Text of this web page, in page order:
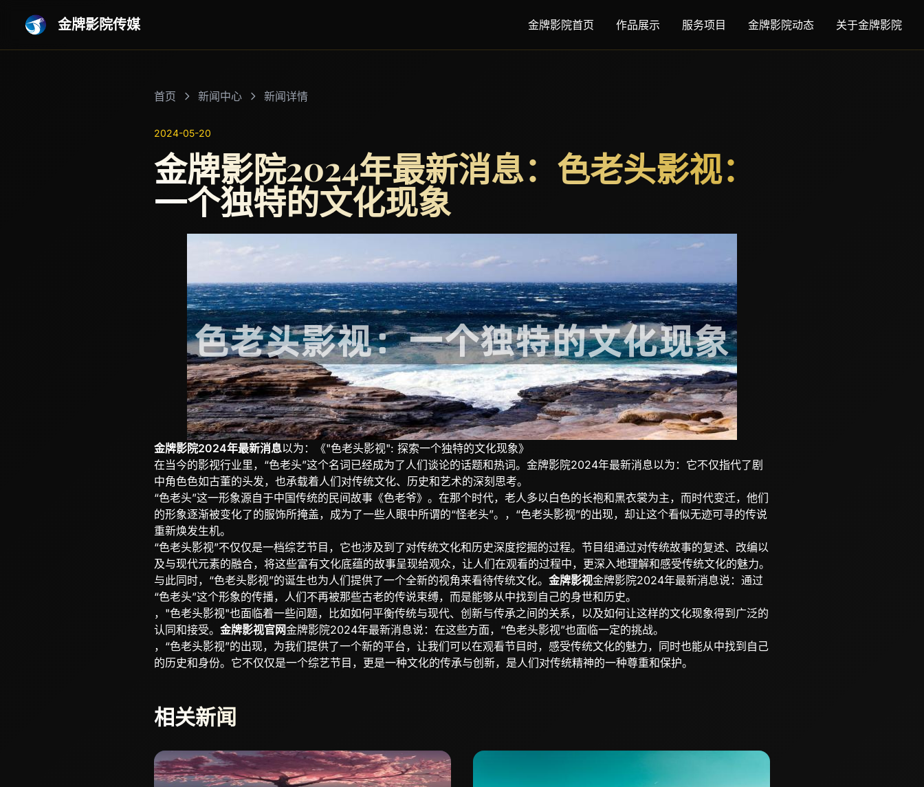
金牌影院传媒 金牌影院首页 作品展示 服务项目 金牌影院动态 关于金牌影院
首页 新闻中心 新闻详情
2024-05-20
金牌影院2024年最新消息：色老头影视：
一个独特的文化现象
金牌影院2024年最新消息以为：《"色老头影视": 探索一个独特的文化现象》
在当今的影视行业里，“色老头”这个名词已经成为了人们谈论的话题和热词。金牌影院2024年最新消息以为：它不仅指代了剧
中角色色如古董的头发，也承载着人们对传统文化、历史和艺术的深刻思考。
“色老头”这一形象源自于中国传统的民间故事《色老爷》。在那个时代，老人多以白色的长袍和黑衣裳为主，而时代变迁，他们
的形象逐渐被变化了的服饰所掩盖，成为了一些人眼中所谓的“怪老头”。，“色老头影视”的出现，却让这个看似无迹可寻的传说
重新焕发生机。
“色老头影视”不仅仅是一档综艺节目，它也涉及到了对传统文化和历史深度挖掘的过程。节目组通过对传统故事的复述、改编以
及与现代元素的融合，将这些富有文化底蕴的故事呈现给观众，让人们在观看的过程中，更深入地理解和感受传统文化的魅力。
与此同时，“色老头影视”的诞生也为人们提供了一个全新的视角来看待传统文化。 金牌影视金牌影院2024年最新消息说：通过
“色老头”这个形象的传播，人们不再被那些古老的传说束缚，而是能够从中找到自己的身世和历史。
，"色老头影视"也面临着一些问题，比如如何平衡传统与现代、创新与传承之间的关系，以及如何让这样的文化现象得到广泛的
认同和接受。 金牌影视官网金牌影院2024年最新消息说：在这些方面，“色老头影视”也面临一定的挑战。
，“色老头影视”的出现，为我们提供了一个新的平台，让我们可以在观看节目时，感受传统文化的魅力，同时也能从中找到自己
的历史和身份。它不仅仅是一个综艺节目，更是一种文化的传承与创新，是人们对传统精神的一种尊重和保护。
相关新闻